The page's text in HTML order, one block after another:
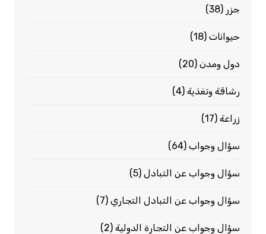
جزر (38)
حيوانات(18)
دول ومدن(20)
رشاقة وتغذية(4)
زراعة(17)
سؤال وجواب(64)
سؤال وجواب عن التبادل(5)
سؤال وجواب عن التبادل التجاري(7)
سؤال وجواب عن التجارة الدولية(2)